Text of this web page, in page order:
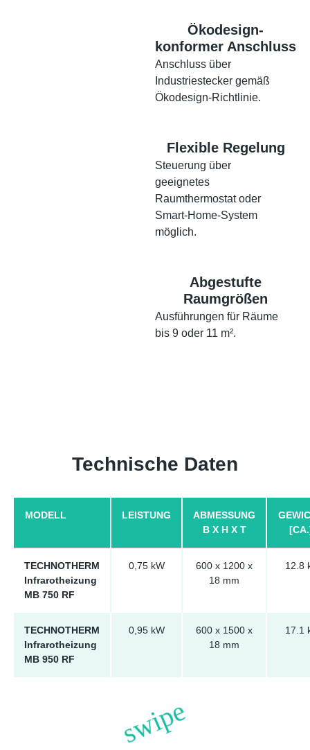
Ökodesign-
konformer Anschluss
Anschluss über
Industriestecker gemäß
Ökodesign-Richtlinie.
Flexible Regelung
Steuerung über
geeignetes
Raumthermostat oder
Smart-Home-System
möglich.
Abgestufte
Raumgrößen
Ausführungen für Räume
bis 9 oder 11 m².
Technische Daten
MODELL LEISTUNG
ABMESSUNG
B X H X T
TECHNOTHERM
Infrarotheizung
MB 750 RF
0,75 kW
600 x 1200 x
18 mm
12.8
TECHNOTHERM
Infrarotheizung
MB 950 RF
0,95 kW
600 x 1500 x
18 mm
17.1